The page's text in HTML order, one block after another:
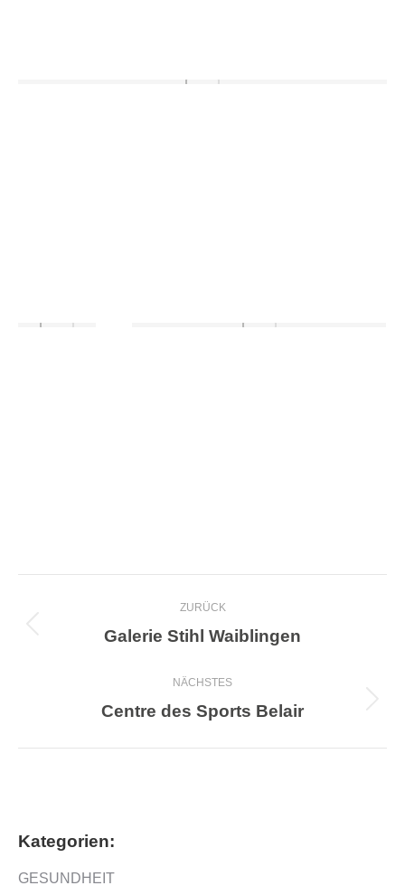
navigation
ZURÜCK
Previous
Galerie Stihl Waiblingen
NÄCHSTES
Next
Centre des Sports Belair
Kategorien:
GESUNDHEIT